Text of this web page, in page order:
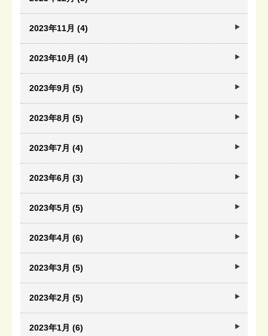
2023年11月 (4)
2023年10月 (4)
2023年9月 (5)
2023年8月 (5)
2023年7月 (4)
2023年6月 (3)
2023年5月 (5)
2023年4月 (6)
2023年3月 (5)
2023年2月 (5)
2023年1月 (6)